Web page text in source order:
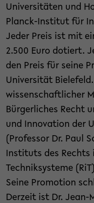
Universitäten und
Planck-Institut für
Jeder Preis ist mit
2.500 Euro dotiert.
den Preis für seine
Universität
wissenschaftlicher
Bürgerliches Recht
und Innovation der
(Professor Dr. Paul
Instituts des
Techniksysteme
Seine Promotion
Derzeit ist Dr. Jean-